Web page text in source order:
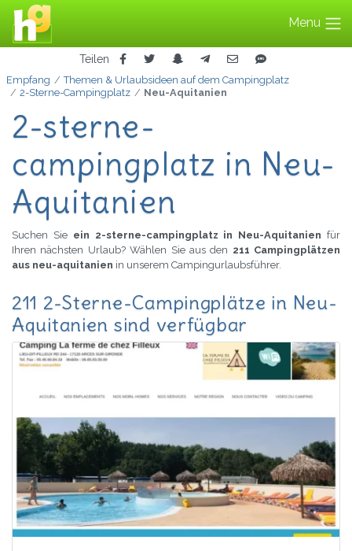
Menu
Teilen
Empfang
Themen & Urlaubsideen auf dem Campingplatz
2-Sterne-Campingplatz
Neu-Aquitanien
2-sterne-
campingplatz in Neu-
Aquitanien
Suchen Sie ein 2-sterne-campingplatz in Neu-Aquitanienfür
Ihren nächsten Urlaub? Wählen Sie aus den 211 Campingplätzen
aus neu-aquitanien in unserem Campingurlaubsführer.
211 2-Sterne-Campingplätze in Neu-
Aquitanien sind verfügbar